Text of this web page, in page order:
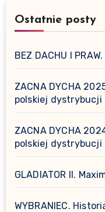
Ostatnie posty
BEZ DACHU I
ZACNA DYCHA
polskiej dystrybucji
ZACNA DYCHA
polskiej dystrybucji
GLADIATOR II.
WYBRANIEC.